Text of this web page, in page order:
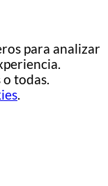
para analizar
o todas.
.